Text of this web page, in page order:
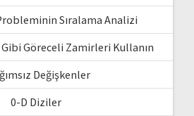
Sıralama Analizi
Gibi Göreceli Zamirleri Kullanın
Değişkenler
0-D Diziler